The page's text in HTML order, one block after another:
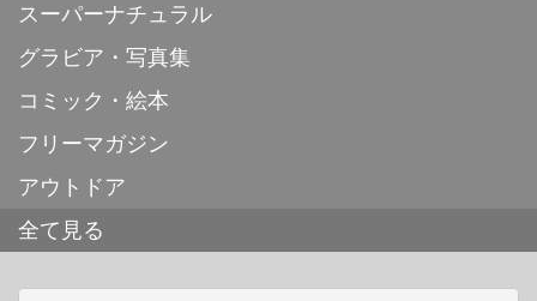
スーパーナチュラル
グラビア・写真集
コミック・絵本
フリーマガジン
アウトドア
全て見る